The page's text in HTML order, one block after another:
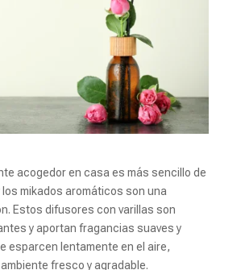
acogedor en casa es más sencillo de
los mikados aromáticos son una
Estos difusores con varillas son
y aportan fragancias suaves y
esparcen lentamente en el aire,
fresco y agradable.